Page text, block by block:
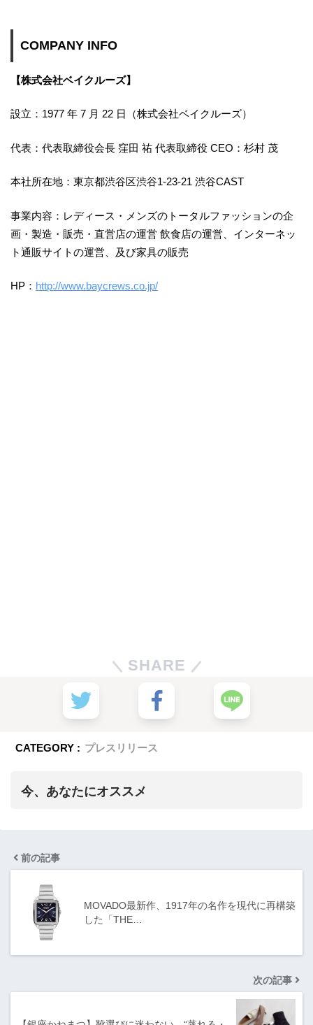
COMPANY INFO
【株式会社ベイクルーズ】
設立：1977 年 7 月 22 日（株式会社ベイクルーズ）
代表：代表取締役会長 窪田 祐 代表取締役 CEO：杉村 茂
本社所在地：東京都渋谷区渋谷1-23-21 渋谷CAST
事業内容：レディース・メンズのトータルファッションの企
画・製造・販売・直営店の運営 飲食店の運営、インターネッ
ト通販サイトの運営、及び家具の販売
HP： http://www.baycrews.co.jp/
SHARE
CATEGORY : プレスリリース
今、あなたにオススメ
前の記事
MOVADO最新作、1917年の名作を現代に再構築
した「THE…
次の記事